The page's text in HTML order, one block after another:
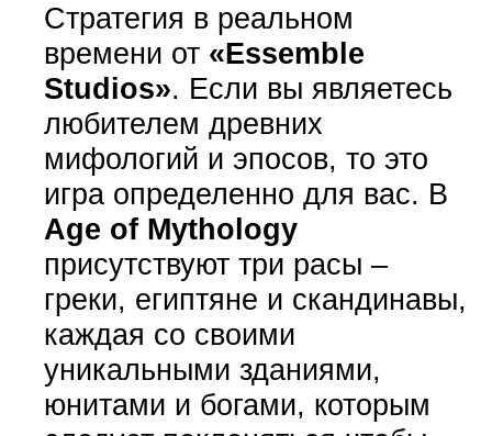
Стратегия в реальном
времени от «Essemble
Studios». Если вы являетесь
любителем древних
мифологий и эпосов, то это
игра определенно для вас. В
Age of Mythology
присутствуют три расы –
греки, египтяне и скандинавы,
каждая со своими
уникальными зданиями,
юнитами и богами, которым